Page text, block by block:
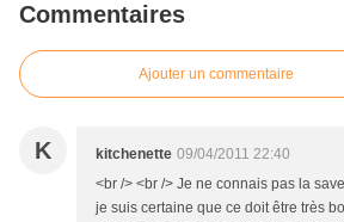
Commentaires
Ajouter un commentaire
K kitchenette 09/04/2011 22:40
<br /> <br /> Je ne connais pas la
je suis certaine que ce doit être très